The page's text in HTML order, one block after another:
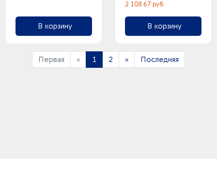
В корзину
2 108.67 руб.
В корзину
Первая « 1 2 » Последняя